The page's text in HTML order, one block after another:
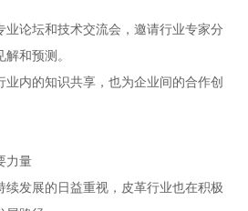
业论坛和技术交流会，邀请行业专家分
和预测。
内的知识共享，也为企业间的合作创
力量
续发展的日益重视，皮革行业也在积极